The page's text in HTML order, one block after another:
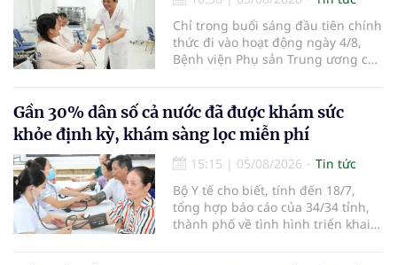
Chỉ trong buổi sáng đầu tiên chính
thức đi vào hoạt động ngày 4/8,
Bệnh viện Phụ sản Trung ương cơ
em bé đầu tiên chào đời.
Gần 30% dân số cả nước đã được khám sức
khỏe định kỳ, khám sàng lọc miễn phí
15:15 | 05/08/2026
Tin tức
Bộ Y tế cho biết, tính đến 18/7,
tổng hợp báo cáo của 34/34 tỉnh,
thành phố về tình hình triển khai